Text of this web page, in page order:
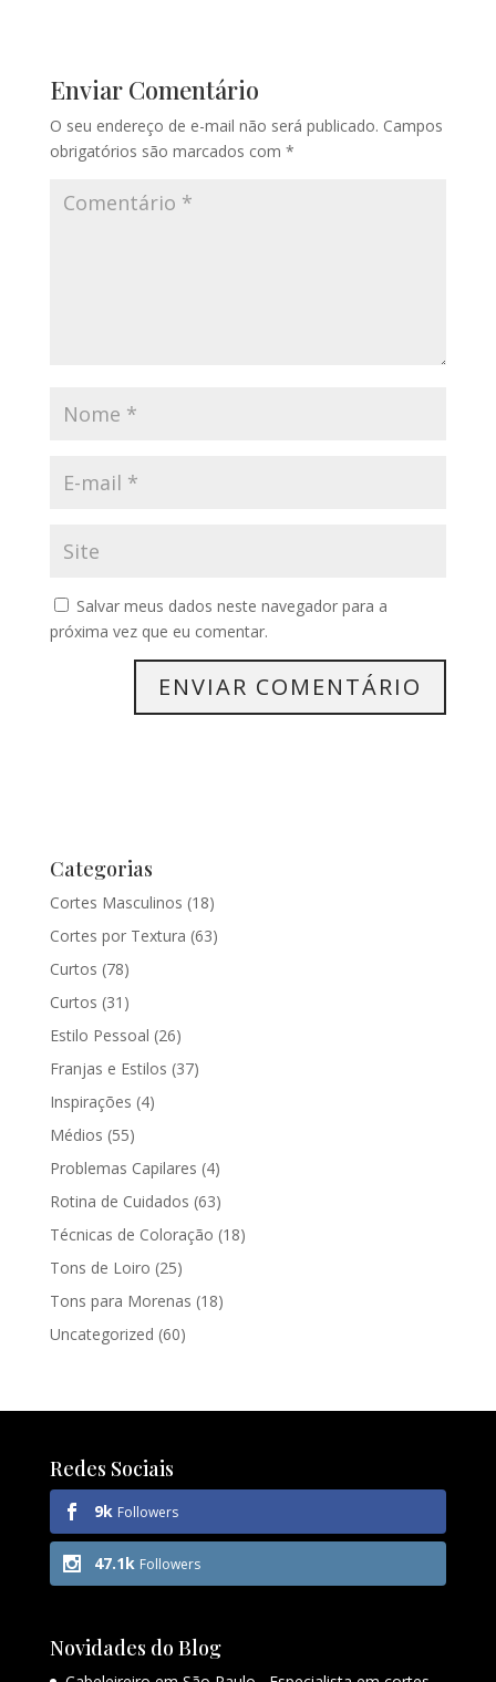
Enviar Comentário
O seu endereço de e-mail não será publicado. Campos
obrigatórios são marcados com *
Salvar meus dados neste navegador para a
próxima vez que eu comentar.
Categorias
Cortes Masculinos (18)
Cortes por Textura (63)
Curtos (78)
Curtos (31)
Estilo Pessoal (26)
Franjas e Estilos (37)
Inspirações (4)
Médios (55)
Problemas Capilares (4)
Rotina de Cuidados (63)
Técnicas de Coloração (18)
Tons de Loiro (25)
Tons para Morenas (18)
Uncategorized (60)
Redes Sociais
9k Followers
47.1k Followers
Novidades do Blog